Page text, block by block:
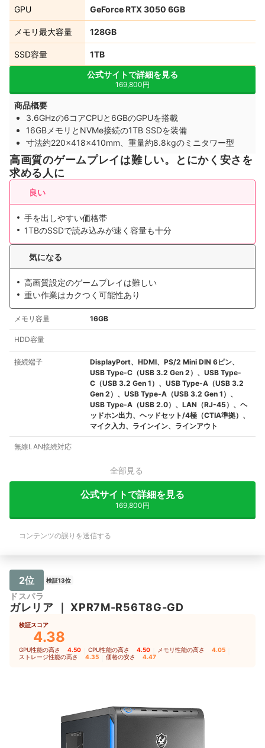
GPU GeForce RTX 3050 6GB
メモリ最大容量 128GB
SSD容量
1TB
公式サイトで詳細を見る
169,800円
商品概要
3.6GHzの6コアCPUと6GBのGPUを搭載
16GBメモリとNVMe接続の1TB SSDを装備
寸法約220×418×410mm、重量約8.8kgのミニタワー型
高画質のゲームプレイは難しい。とにかく安さを
求める人に
良い
手を出しやすい価格帯
1TBのSSDで読み込みが速く容量も十分
気になる
高画質設定のゲームプレイは難しい
重い作業はカクつく可能性あり
メモリ容量 16GB
HDD容量
接続端子
DisplayPort、HDMI、PS/2 Mini DIN 6ピン、
USB Type-C（USB 3.2 Gen 2）、USB Type-
C（USB 3.2 Gen 1）、USB Type-A（USB 3.2
Gen 2）、USB Type-A（USB 3.2 Gen 1）、
USB Type-A（USB 2.0）、LAN（RJ-45）、ヘ
ッドホン出力、ヘッドセット/4極（CTIA準拠）、
マイク入力、ラインイン、ラインアウト
無線LAN接続対応
全部見る
公式サイトで詳細を見る
169,800円
コンテンツの誤りを送信する
2位 検証13位
ドスパラ
ガレリア ｜XPR7M-R56T8G-GD
検証スコア
4.38
GPU性能の高さ 4.50 CPU性能の高さ 4.50 メモリ性能の高さ 4.05
ストレージ性能の高さ 4.35 価格の安さ 4.47